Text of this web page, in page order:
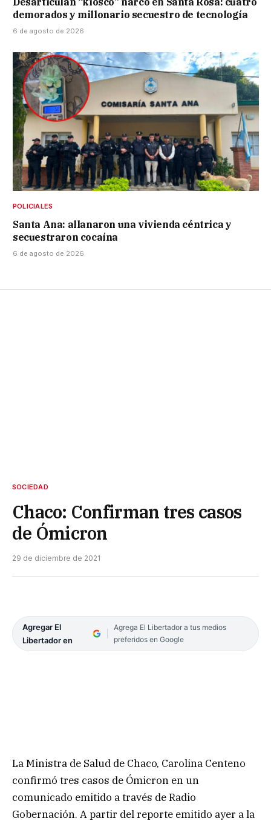
demorados y millonario secuestro de tecnología
6 de agosto de 2026
POLICIALES
Santa Ana: allanaron una vivienda céntrica y
secuestraron cocaína
6 de agosto de 2026
SOCIEDAD
Chaco: Confirman tres casos
de Ómicron
29 de diciembre de 2021
Agregar El
Libertador en
Agrega El Libertador a tus medios
preferidos en Google
La Ministra de Salud de Chaco, Carolina Centeno
confirmó tres casos de Ómicron en un
comunicado emitido a través de Radio
Gobernación. A partir del reporte emitido ayer a la